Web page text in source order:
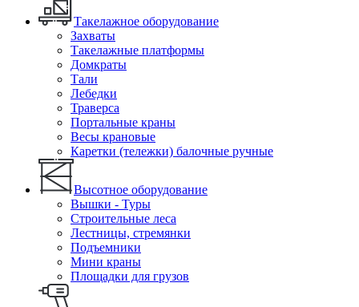
Такелажное оборудование
Захваты
Такелажные платформы
Домкраты
Тали
Лебедки
Траверса
Портальные краны
Весы крановые
Каретки (тележки) балочные ручные
Высотное оборудование
Вышки - Туры
Строительные леса
Лестницы, стремянки
Подъемники
Мини краны
Площадки для грузов